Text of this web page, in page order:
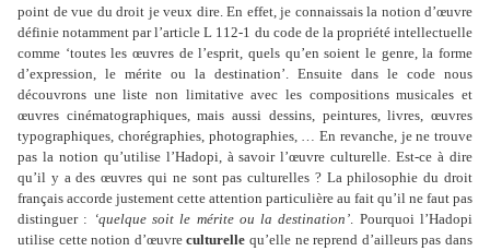
point de vue du droit je veux dire. En effet, je connaissais la notion d’œuvre
définie notamment par l’article L 112-1 du code de la propriété intellectuelle
comme ‘toutes les œuvres de l’esprit, quels qu’en soient le genre, la forme
d’expression, le mérite ou la destination’. Ensuite dans le code nous
découvrons une liste non limitative avec les compositions musicales et
œuvres cinématographiques, mais aussi dessins, peintures, livres, œuvres
typographiques, chorégraphies, photographies, … En revanche, je ne trouve
pas la notion qu’utilise l’Hadopi, à savoir l’œuvre culturelle. Est-ce à dire
qu’il y a des œuvres qui ne sont pas culturelles ? La philosophie du droit
français accorde justement cette attention particulière au fait qu’il ne faut pas
distinguer : ‘quelque soit le mérite ou la destination’. Pourquoi l’Hadopi
utilise cette notion d’œuvreculturelle qu’elle ne reprend d’ailleurs pas dans